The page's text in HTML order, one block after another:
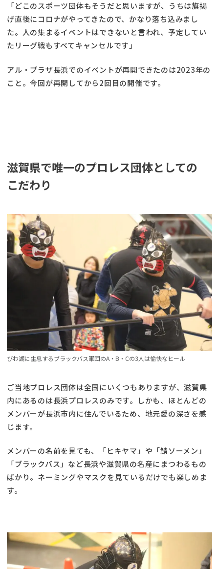
「どこのスポーツ団体もそうだと思いますが、うちは旗揚
げ直後にコロナがやってきたので、かなり落ち込みまし
た。人の集まるイベントはできないと言われ、予定してい
たリーグ戦もすべてキャンセルです」
アル・プラザ長浜でのイベントが再開できたのは2023年の
こと。今回が再開してから2回目の開催です。
滋賀県で唯一のプロレス団体としての
こだわり
びわ湖に生息するブラックバス軍団のA・B・Cの3人は愉快なヒール
ご当地プロレス団体は全国にいくつもありますが、滋賀県
内にあるのは長浜プロレスのみです。しかも、ほとんどの
メンバーが長浜市内に住んでいるため、地元愛の深さを感
じます。
メンバーの名前を見ても、「ヒキヤマ」や「鯖ソーメン」
「ブラックバス」など長浜や滋賀県の名産にまつわるもの
ばかり。ネーミングやマスクを見ているだけでも楽しめま
す。